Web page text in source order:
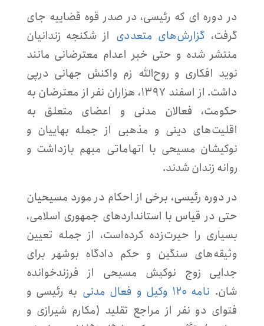
در دوره ای که رئیسی، در صدر قوه قضاییه جای
گرفت، گزارش‌های متعددی از شکنجه زندانیان
منتشر شده و حتی خبر اعدام معترضانی مانند
نوید افکاری و روح‌الله زم واکنش جهانی درپی
داشت. از اسفند ۱۳۹۷، هزاران نفر از معترضان به
حکومت، فعالان مدنی و اعضای متعلق به
اقلیت‌های دینی و مذهبی از جمله بهاییان و
نوکیشان مسیحی با اتهاماتی مبهم بازداشت و
روانه زندان شدند.
در دوره رئیسی، برخی از احکام در مورد مسیحیان
حتی در قیاس با استانداردهای جمهوری اسلامی،
بسیاری را حیرت‌زده کرده‌است، از جمله تعیین
وثیقه‌های سنگین و حکم دادگاه بوشهر برای
جدایی زوج نوکیش مسیحی از فرزندخوانده
شان. نامه ۱۲۰ وکیل و فعال مدنی
به رئیسی و
فتوای دو نفر از مراجع تقلید (مکارم شیرازی و